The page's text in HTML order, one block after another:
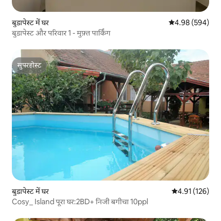
बुडापेस्ट में घर औसत रेटिंग 5 में से
4.98 (594)
बुडापेस्ट और परिवार 1 - मुफ़्त पार्किंग
सुपरहोस्ट
सुपरहोस्ट
बुडापेस्ट में घर औसत रेटिंग 5 में से
4.91 (126)
Cosy_ Island पूरा घर:2BD+ निजी बगीचा 10ppl